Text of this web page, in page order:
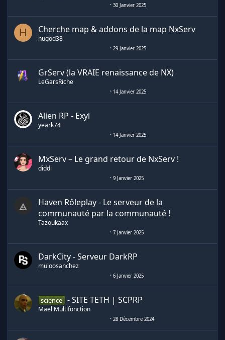
30 Janvier 2025
H Cherche map & addons de la map NxServ
hugod38
29 Janvier 2025
GrServ (la VRAIE renaissance de NX)
LeGarsRiche
14 Janvier 2025
Alien RP - Exyl
yeark74
14 Janvier 2025
MxServ – Le grand retour de NxServ !
diddi
9 Janvier 2025
Haven Rôleplay - Le serveur de la
communauté par la communauté !
Tazoukaax
7 Janvier 2025
DarkCity - Serveur DarkRP
muloosanchez
6 Janvier 2025
science - SITE TETH | SCPRP
Maël Multifonction
28 Décembre 2024